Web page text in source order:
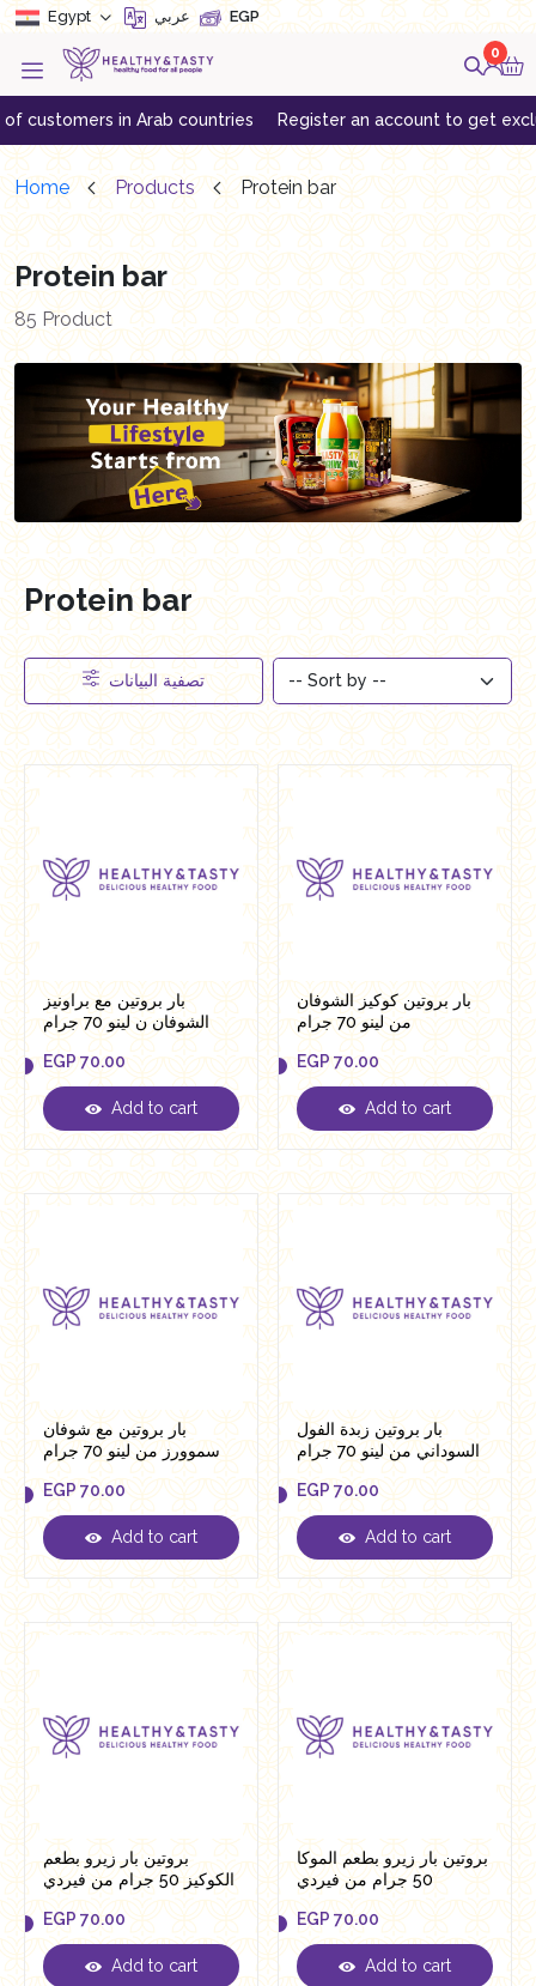
Egypt عربي EGP
0
countries Register an account to get exclusive offers
Home Products Protein bar
Protein bar
85 Product
Protein bar
تصفية البيانات
بار بروتين مع براونيز
الشوفان ن لينو 70 جرام
EGP 70.00
EGP 70.00
Add to cart
بار بروتين كوكيز الشوفان
من لينو 70 جرام
EGP 70.00
EGP 70.00
Add to cart
بار بروتين مع شوفان
سموورز من لينو 70 جرام
EGP 70.00
EGP 70.00
Add to cart
بار بروتين زبدة الفول
السوداني من لينو 70 جرام
EGP 70.00
EGP 70.00
Add to cart
بروتين بار زيرو بطعم
الكوكيز 50 جرام من فيردي
EGP 70.00
EGP 70.00
Add to cart
بروتين بار زيرو بطعم الموكا
50 جرام من فيردي
EGP 70.00
EGP 70.00
Add to cart